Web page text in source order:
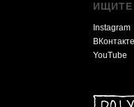
ИЩИТЕ
Instagram
ВКонтакте
YouTube